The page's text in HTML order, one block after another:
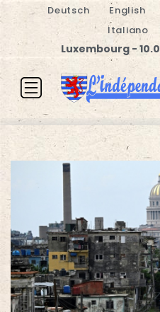
Deutsch English
Italiano
Luxembourg -